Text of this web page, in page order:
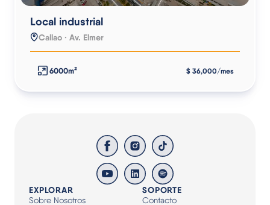
Local industrial
Callao · Av. Elmer
6000m² $ 36,000/mes
EXPLORAR
Sobre Nosotros
SOPORTE
Contacto